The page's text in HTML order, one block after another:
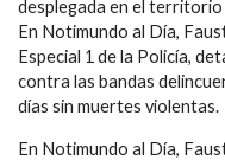
desplegada en el
En Notimundo al Día,
Especial 1 de la Policía,
contra las bandas
días sin muertes violentas.
En Notimundo al Día,